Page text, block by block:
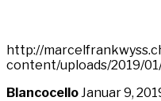
http://
content/uploads/2019/
BlancocelloJanuar 9,